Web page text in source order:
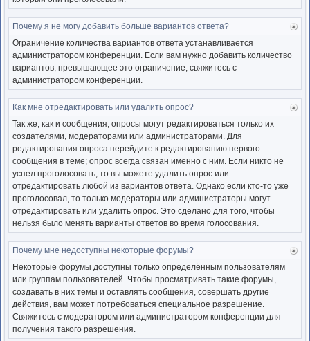
Почему я не могу добавить больше вариантов ответа?
Ограничение количества вариантов ответа устанавливается
администратором конференции. Если вам нужно добавить количество
вариантов, превышающее это ограничение, свяжитесь с
администратором конференции.
Как мне отредактировать или удалить опрос?
Так же, как и сообщения, опросы могут редактироваться только их
создателями, модераторами или администраторами. Для
редактирования опроса перейдите к редактированию первого
сообщения в теме; опрос всегда связан именно с ним. Если никто не
успел проголосовать, то вы можете удалить опрос или
отредактировать любой из вариантов ответа. Однако если кто-то уже
проголосовал, то только модераторы или администраторы могут
отредактировать или удалить опрос. Это сделано для того, чтобы
нельзя было менять варианты ответов во время голосования.
Почему мне недоступны некоторые форумы?
Некоторые форумы доступны только определённым пользователям
или группам пользователей. Чтобы просматривать такие форумы,
создавать в них темы и оставлять сообщения, совершать другие
действия, вам может потребоваться специальное разрешение.
Свяжитесь с модератором или администратором конференции для
получения такого разрешения.